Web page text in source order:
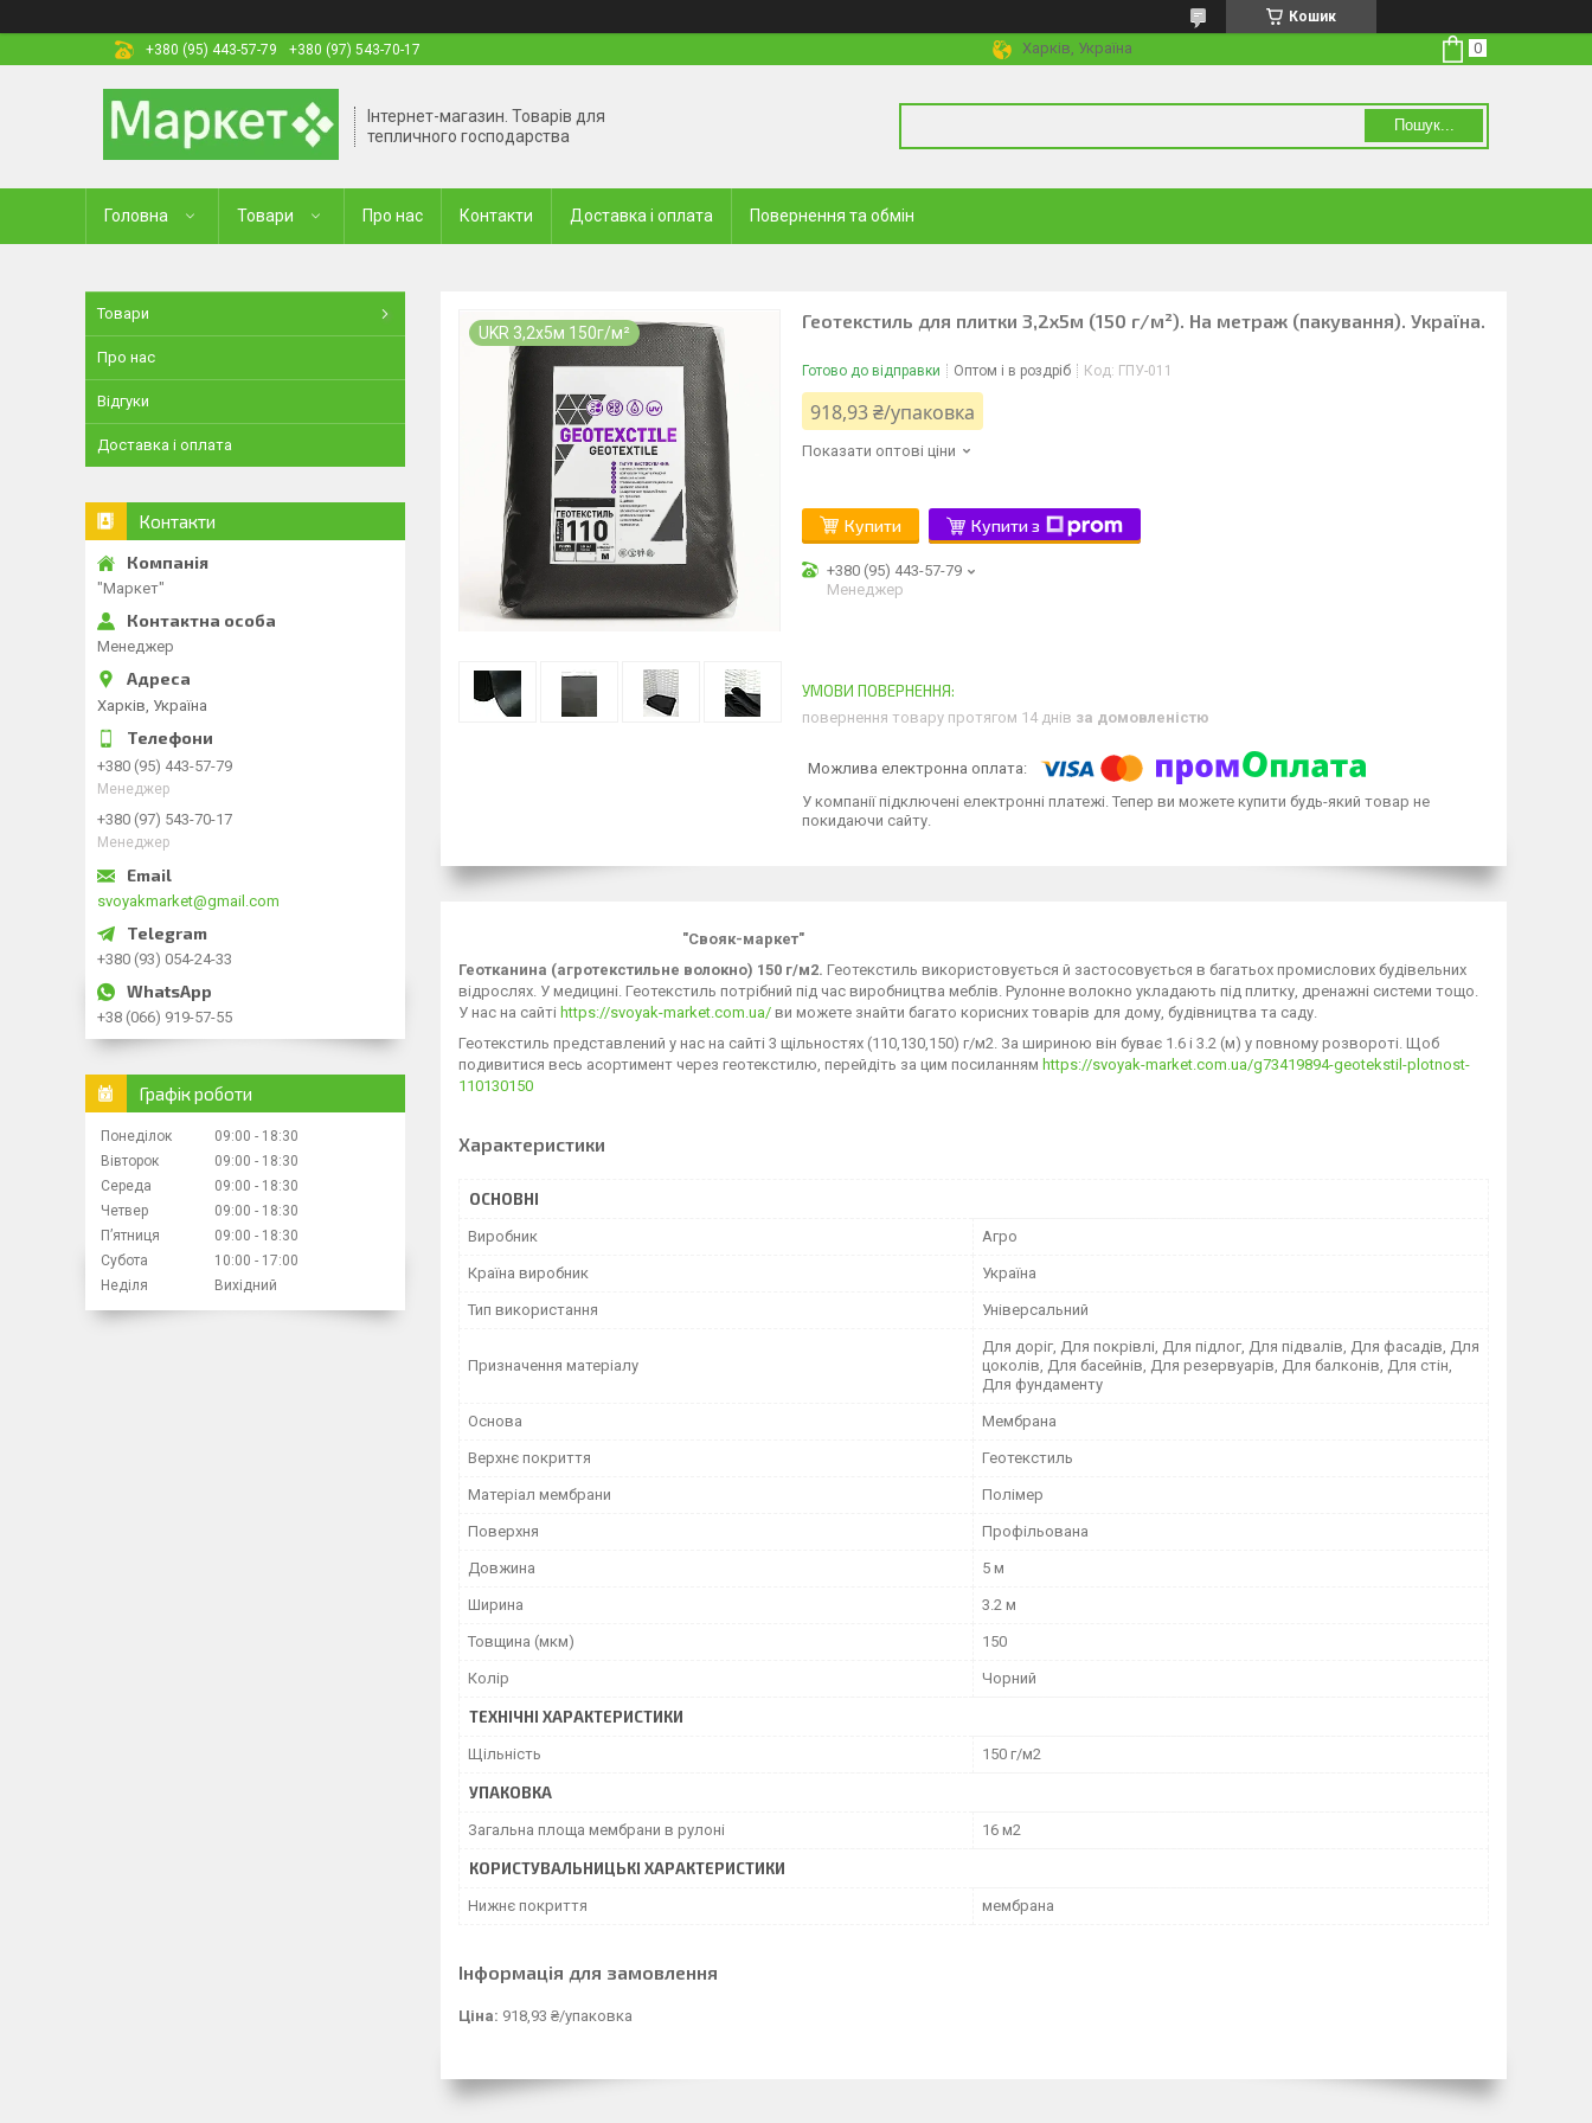
Кошик
+380 (95) 443-57-79
+380 (97) 543-70-17 Харків, Україна
Інтернет-магазин. Товарів для
тепличного господарства
Пошук...
Головна Товари Про нас Контакти Доставка і оплата Повернення та обмін
UKR 3,2х5м 150г/м²
Геотекстиль для плитки 3,2х5м (150 г/м²). На метраж (пакування). Україна.
Готово до відправки Оптом і в роздріб Код: ГПУ-011
918,93 ₴/упаковка
Показати оптові ціни
Купити Купити з
+380 (95) 443-57-79
Менеджер
повернення товару протягом 14 днів за домовленістю
У компанії підключені електронні платежі. Тепер ви можете купити будь-який товар не
покидаючи сайту.
"Свояк-маркет"
Геотканина (агротекстильне волокно) 150 г/м2. Геотекстиль використовується й застосовується в багатьох промислових будівельних
відрослях. У медицині. Геотекстиль потрібний під час виробництва меблів. Рулонне волокно укладають під плитку, дренажні системи тощо.
У нас на сайті https://svoyak-market.com.ua/ ви можете знайти багато корисних товарів для дому, будівництва та саду.
Геотекстиль представлений у нас на сайті 3 щільностях (110,130,150) г/м2. За шириною він буває 1.6 і 3.2 (м) у повному розвороті. Щоб
подивитися весь асортимент через геотекстилю, перейдіть за цим посиланням https://svoyak-market.com.ua/g73419894-geotekstil-plotnost-
110130150
Характеристики
ОСНОВНІ
Виробник Агро
Країна виробник Україна
Тип використання Універсальний
Призначення матеріалу
Для доріг, Для покрівлі, Для підлог, Для підвалів, Для фасадів, Для
цоколів, Для басейнів, Для резервуарів, Для балконів, Для стін,
Для фундаменту
Основа Мембрана
Верхнє покриття Геотекстиль
Матеріал мембрани Полімер
Поверхня Профільована
Довжина 5 м
Ширина 3.2 м
Товщина (мкм) 150
Колір Чорний
ТЕХНІЧНІ ХАРАКТЕРИСТИКИ
Щільність 150 г/м2
УПАКОВКА
Загальна площа мембрани в рулоні 16 м2
КОРИСТУВАЛЬНИЦЬКІ ХАРАКТЕРИСТИКИ
Нижнє покриття мембрана
Інформація для замовлення
Ціна: 918,93 ₴/упаковка
Товари
Про нас
Відгуки
Доставка і оплата
Контакти
"Маркет"
Менеджер
Харків, Україна
+380 (95) 443-57-79
Менеджер
+380 (97) 543-70-17
Менеджер
svoyakmarket@gmail.com
+380 (93) 054-24-33
+38 (066) 919-57-55
Графік роботи
Понеділок 09:00
18:30
Вівторок
09:00
18:30
Середа
09:00
18:30
Четвер
09:00
18:30
Пʼятниця
09:00
18:30
Субота
10:00
17:00
Неділя
Вихідний